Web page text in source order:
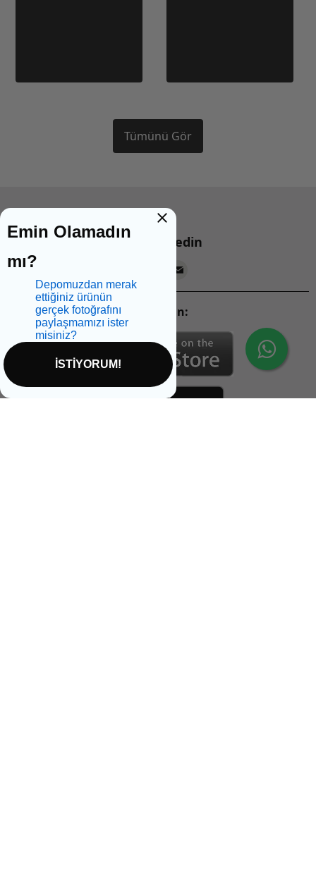
Tümünü Gör
Bizi takip edin
Mobil Uygulamalarımızı İndirin:
Emin Olamadın
mı?
Depomuzdan merak
ettiğiniz ürünün
gerçek fotoğrafını
paylaşmamızı ister
misiniz?
İSTİYORUM!